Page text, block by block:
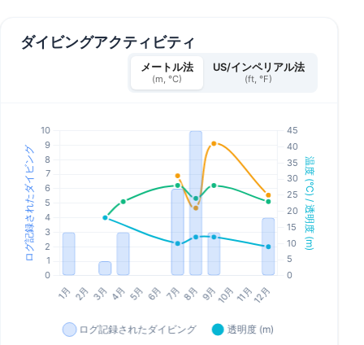
ダイビングアクティビティ
メートル法
(m, °C)
US/インペリアル法
(ft, °F)